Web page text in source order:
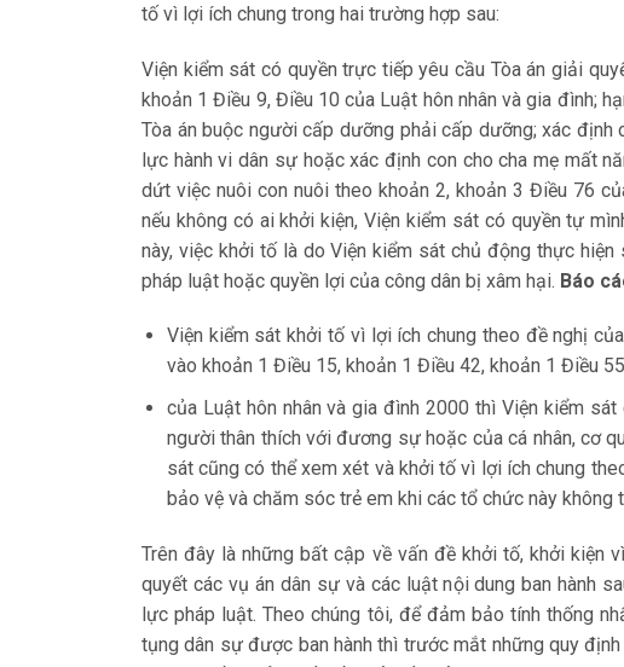
tố vì lợi ích chung trong hai trường hợp sau:
Viện kiểm sát có quyền trực tiếp yêu cầu Tòa án giải
khoản 1 Điều 9, Điều 10 của Luật hôn nhân và gia đình;
Tòa án buộc người cấp dưỡng phải cấp dưỡng; xác định
lực hành vi dân sự hoặc xác định con cho cha mẹ mất
dứt việc nuôi con nuôi theo khoản 2, khoản 3 Điều 76
nếu không có ai khởi kiện, Viện kiểm sát có quyền tự
này, việc khởi tố là do Viện kiểm sát chủ động thực
pháp luật hoặc quyền lợi của công dân bị xâm hại. Báo
Viện kiểm sát khởi tố vì lợi ích chung theo đề nghị
vào khoản 1 Điều 15, khoản 1 Điều 42, khoản 1 Điều
của Luật hôn nhân và gia đình 2000 thì Viện kiểm
người thân thích với đương sự hoặc của cá nhân, cơ
sát cũng có thể xem xét và khởi tố vì lợi ích chung
bảo vệ và chăm sóc trẻ em khi các tổ chức này không
Trên đây là những bất cập về vấn đề khởi tố, khởi kiện
quyết các vụ án dân sự và các luật nội dung ban hành
lực pháp luật. Theo chúng tôi, để đảm bảo tính thống
tụng dân sự được ban hành thì trước mắt những quy